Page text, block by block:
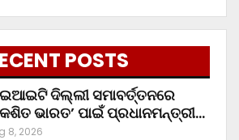
POSTS
ଦିଲ୍ଲୀ ସମାବର୍ତ୍ତନରେ
ଭାରତ’ ପାଇଁ ପ୍ରଧାନମନ୍ତ୍ରୀ…
8, 2026